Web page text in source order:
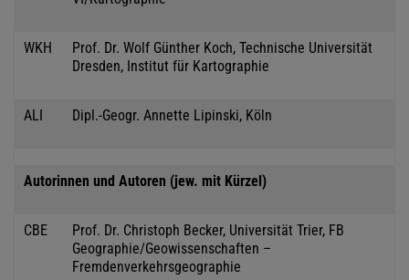
WKH
Prof. Dr. Wolf Günther Koch, Technische Universität
Dresden, Institut für Kartographie
ALI Dipl.-Geogr. Annette Lipinski, Köln
Autorinnen und Autoren (jew. mit Kürzel)
CBE
Prof. Dr. Christoph Becker, Universität Trier, FB
Geographie/Geowissenschaften –
Fremdenverkehrsgeographie